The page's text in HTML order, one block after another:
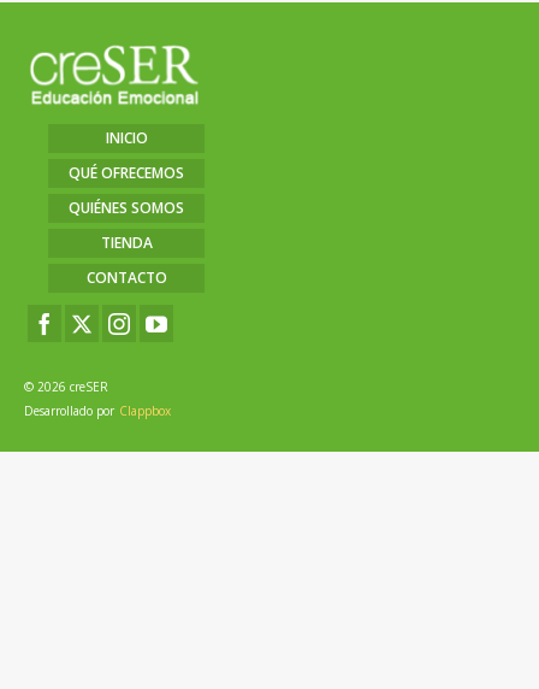
INICIO
QUÉ OFRECEMOS
QUIÉNES SOMOS
TIENDA
CONTACTO
© 2026 creSER
Desarrollado por Clappbox